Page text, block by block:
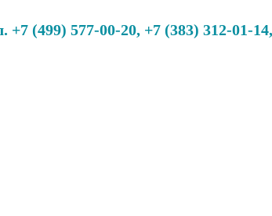
+7 (499) 577-00-20, +7 (383) 312-01-